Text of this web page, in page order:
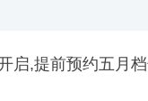
,提前预约五月档